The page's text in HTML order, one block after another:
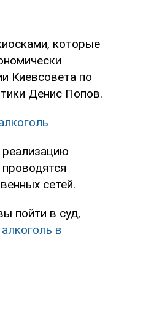
которые
Киевсовета по
Денис Попов.
реализацию
сетей.
пойти в суд,
в